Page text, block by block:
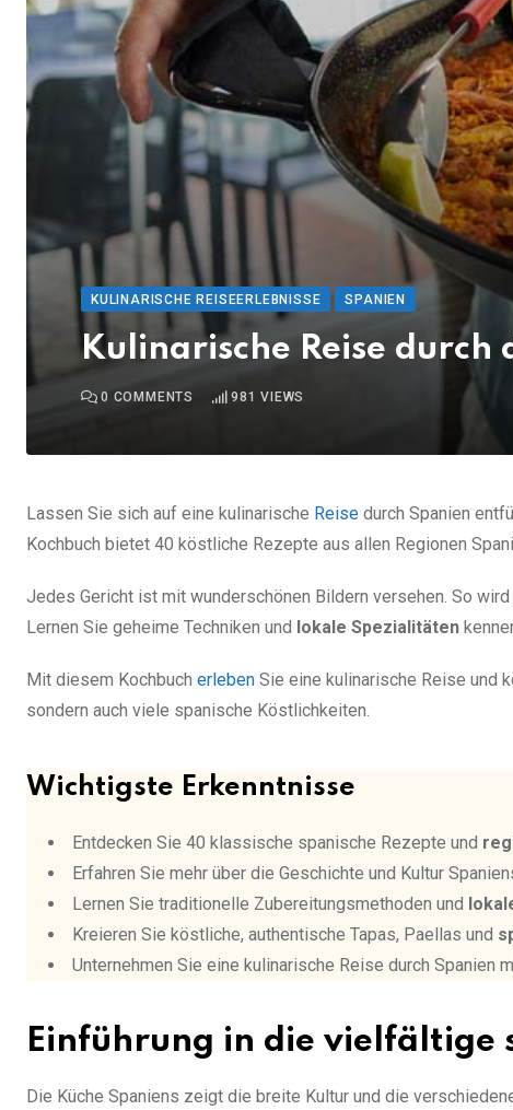
KULINARISCHE REISEERLEBNISSE SPANIEN
Kulinarische Reise durch
0 COMMENTS 981 VIEWS
Lassen Sie sich auf eine kulinarische Reise durch Spanien
Kochbuch bietet 40 köstliche Rezepte aus allen Regionen
Jedes Gericht ist mit wunderschönen Bildern versehen. So
Lernen Sie geheime Techniken und lokale Spezialitäten
Mit diesem Kochbuch erleben Sie eine kulinarische Reise und
sondern auch viele spanische Köstlichkeiten.
Wichtigste Erkenntnisse
Entdecken Sie 40 klassische spanische Rezepte und
Erfahren Sie mehr über die Geschichte und Kultur
Lernen Sie traditionelle Zubereitungsmethoden und
Kreieren Sie köstliche, authentische Tapas, Paellas und
Unternehmen Sie eine kulinarische Reise durch Spanien
Einführung in die vielfältige
Die Küche Spaniens zeigt die breite Kultur und die